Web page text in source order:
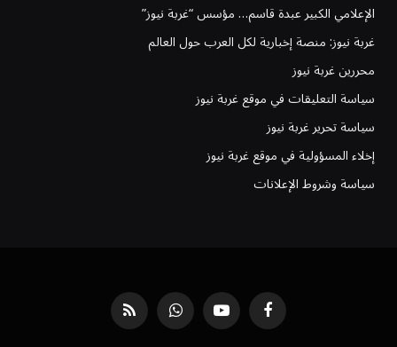
الإعلامي الكبير عبدة قاسم… مؤسس “غربة نيوز”
غربة نيوز: منصة إخبارية لكل العرب حول العالم
محررين غربة نيوز
سياسة التعليقات في موقع غربة نيوز
سياسة تحرير غربة نيوز
إخلاء المسؤولية في موقع غربة نيوز
سياسة وشروط الإعلانات
فيسبوك يوتيوب واتساب RSS